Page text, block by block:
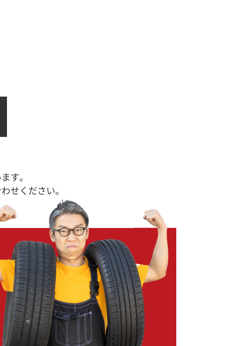
す。
せください。